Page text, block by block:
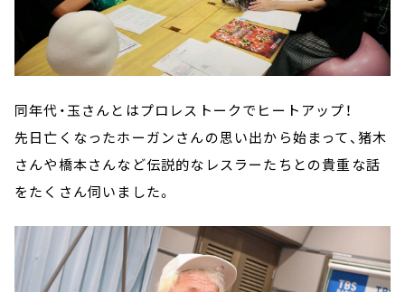
同年代・玉さんとはプロレストークでヒートアップ！
先日亡くなったホーガンさんの思い出から始まって、猪木
さんや橋本さんなど伝説的なレスラーたちとの貴重な話
をたくさん伺いました。